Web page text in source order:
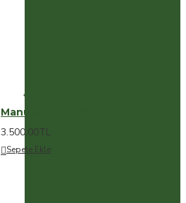
Manuka Balı MGO 250+ 250gr
3.500,00TL
Sepete Ekle